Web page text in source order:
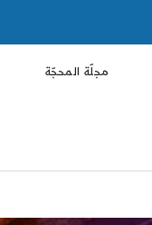
مجلّة المحجّة